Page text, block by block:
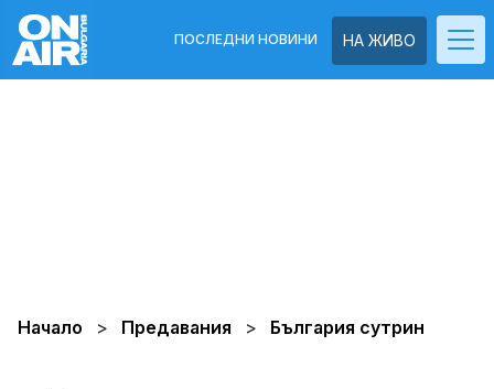
НА ЖИВО
ПОСЛЕДНИ НОВИНИ
Начало Предавания България сутрин